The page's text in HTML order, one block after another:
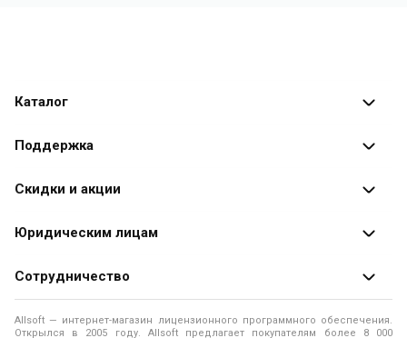
Каталог
Каталог программ
Поддержка
Оплата заказов
Доставка заказа
Помощь
Скидки и акции
Специальные
Юридическим лицам
Продажа программ юридическим лицам
О лицензировании программного обеспечения
Программы для компьютера
Сотрудничество
О магазине
Allsoft — интернет-магазин лицензионного программного обеспечения.
Открылся в 2005 году. Allsoft предлагает покупателям более 8 000